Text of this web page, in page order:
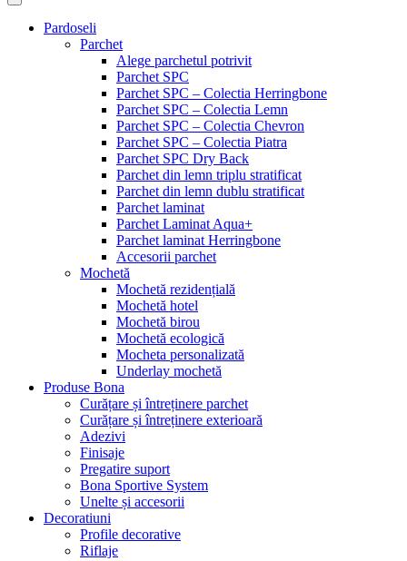
Pardoseli
Parchet
Alege parchetul potrivit
Parchet SPC
Parchet SPC – Colectia Herringbone
Parchet SPC – Colectia Lemn
Parchet SPC – Colectia Chevron
Parchet SPC – Colectia Piatra
Parchet SPC Dry Back
Parchet din lemn triplu stratificat
Parchet din lemn dublu stratificat
Parchet laminat
Parchet Laminat Aqua+
Parchet laminat Herringbone
Accesorii parchet
Mochetă
Mochetă rezidențială
Mochetă hotel
Mochetă birou
Mochetă ecologică
Mocheta personalizată
Underlay mochetă
Produse Bona
Curățare și întreținere parchet
Curățare și întreținere exterioară
Adezivi
Finisaje
Pregatire suport
Bona Sportive System
Unelte și accesorii
Decoratiuni
Profile decorative
Riflaje